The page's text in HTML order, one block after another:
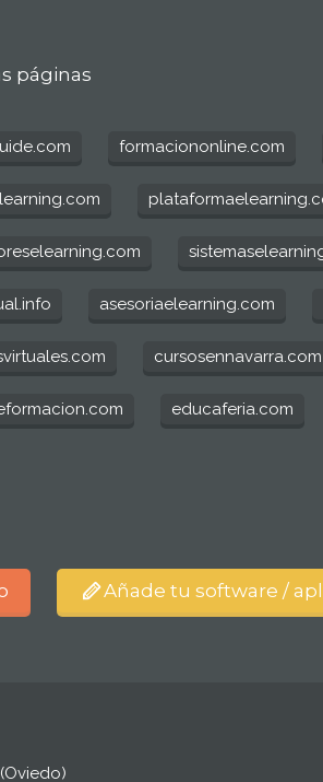
páginas
formaciononline.com
asesoriaelearning.com
cursosennavarra.com
educaferia.com
Añade tu software /